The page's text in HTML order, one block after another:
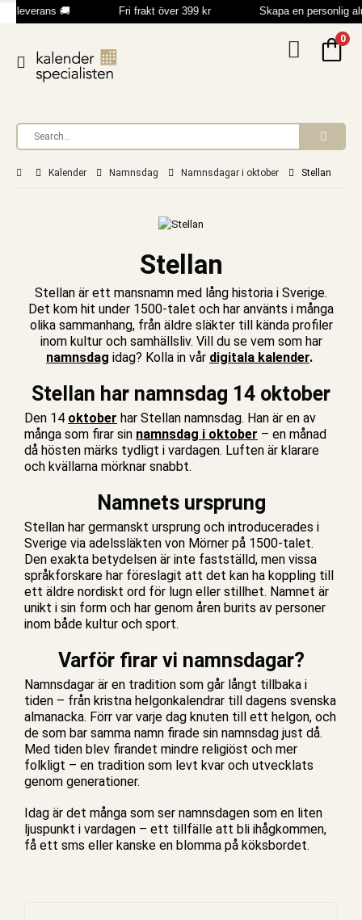
leverans 🚚 Fri frakt över 399 kr Skapa en personlig
0
Kalender Namnsdag Namnsdagar i oktober Stellan
Stellan
Stellan är ett mansnamn med lång historia i Sverige.
Det kom hit under 1500-talet och har använts i många
olika sammanhang, från äldre släkter till kända profiler
inom kultur och samhällsliv. Vill du se vem som har
namnsdag idag? Kolla in vår digitala kalender.
Stellan har namnsdag 14 oktober
Den 14 oktober har Stellan namnsdag. Han är en av
många som firar sin namnsdag i oktober – en månad
då hösten märks tydligt i vardagen. Luften är klarare
och kvällarna mörknar snabbt.
Namnets ursprung
Stellan har germanskt ursprung och introducerades i
Sverige via adelssläkten von Mörner på 1500-talet.
Den exakta betydelsen är inte fastställd, men vissa
språkforskare har föreslagit att det kan ha koppling till
ett äldre nordiskt ord för lugn eller stillhet. Namnet är
unikt i sin form och har genom åren burits av personer
inom både kultur och sport.
Varför firar vi namnsdagar?
Namnsdagar är en tradition som går långt tillbaka i
tiden – från kristna helgonkalendrar till dagens svenska
almanacka. Förr var varje dag knuten till ett helgon, och
de som bar samma namn firade sin namnsdag just då.
Med tiden blev firandet mindre religiöst och mer
folkligt – en tradition som levt kvar och utvecklats
genom generationer.
Idag är det många som ser namnsdagen som en liten
ljuspunkt i vardagen – ett tillfälle att bli ihågkommen,
få ett sms eller kanske en blomma på köksbordet.